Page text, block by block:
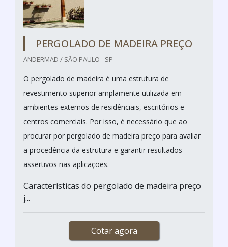
PERGOLADO DE MADEIRA PREÇO
ANDERMAD / SÃO PAULO - SP
O pergolado de madeira é uma estrutura de
revestimento superior amplamente utilizada em
ambientes externos de residênciais, escritórios e
centros comerciais. Por isso, é necessário que ao
procurar por pergolado de madeira preço para avaliar
a procedência da estrutura e garantir resultados
assertivos nas aplicações.
Características do pergolado de madeira preço
j...
Cotar agora